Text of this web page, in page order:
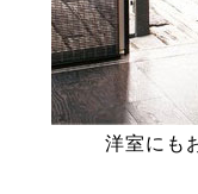
洋室にも